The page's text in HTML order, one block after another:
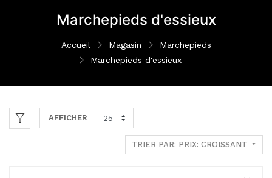
Marchepieds d'essieux
Accueil Magasin
Marchepieds
Marchepieds d'essieux
AFFICHER
TRIER PAR: PRIX: CROISSANT